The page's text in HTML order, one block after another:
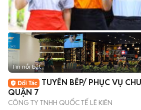
Tin nổi bật
TUYỂN BẾP/ PHỤC VỤ
QUẬN 7
CÔNG TY TNHH QUỐC TẾ LÊ KIÊN